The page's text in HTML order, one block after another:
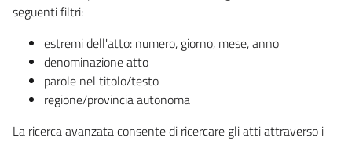
seguenti filtri:
estremi dell'atto: numero, giorno, mese, anno
denominazione atto
parole nel titolo/testo
regione/provincia autonoma
La ricerca avanzata consente di ricercare gli atti attraverso i